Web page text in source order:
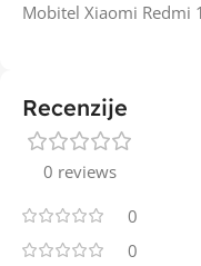
Mobitel Xiaomi Redmi
Recenzije
0 reviews
0
0